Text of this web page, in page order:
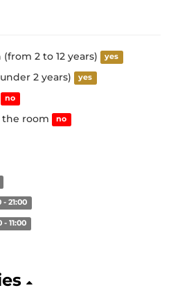
2 to 12 years) yes
2 years) yes
no
room no
- 21:00
- 11:00